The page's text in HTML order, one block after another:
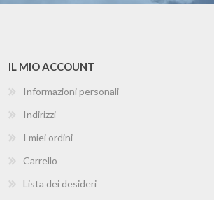
IL MIO ACCOUNT
Informazioni personali
Indirizzi
I miei ordini
Carrello
Lista dei desideri